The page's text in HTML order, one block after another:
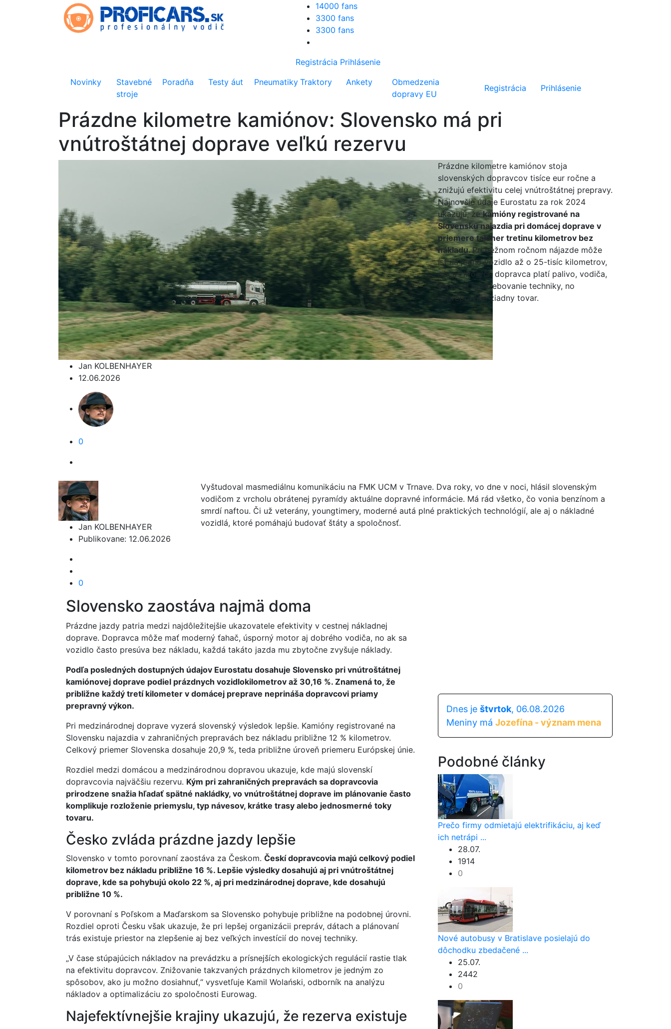
14000 fans
3300 fans
3300 fans
Registrácia Prihlásenie
Novinky
Stavebné
stroje
Poradňa Testy áut Pneumatiky Traktory Ankety
Obmedzenia
dopravy EU
Registrácia Prihlásenie
Prázdne kilometre kamiónov: Slovensko má pri
vnútroštátnej doprave veľkú rezervu
Jan KOLBENHAYER
12.06.2026
0
Prázdne kilometre kamiónov stoja
slovenských dopravcov tisíce eur ročne a
znižujú efektivitu celej vnútroštátnej prepravy.
Najnovšie údaje Eurostatu za rok 2024
ukazujú, žekamióny registrované na
Slovensku najazdia pri domácej doprave v
priemere takmer tretinu kilometrov bez
nákladu.Pri bežnom ročnom nájazde môže
ísť na jedno vozidlo až o 25-tisíc kilometrov,
počas ktorých dopravca platí palivo, vodiča,
servis aj opotrebovanie techniky, no
neprepravuje žiadny tovar.
Jan KOLBENHAYER
Publikovane: 12.06.2026
Vyštudoval masmediálnu komunikáciu na FMK UCM v Trnave. Dva roky, vo dne v noci, hlásil slovenským
vodičom z vrcholu obrátenej pyramídy aktuálne dopravné informácie. Má rád všetko, čo vonia benzínom a
smrdí naftou. Či už veterány, youngtimery, moderné autá plné praktických technológií, ale aj o nákladné
vozidlá, ktoré pomáhajú budovať štáty a spoločnosť.
0
Slovensko zaostáva najmä doma
Prázdne jazdy patria medzi najdôležitejšie ukazovatele efektivity v cestnej nákladnej
doprave. Dopravca môže mať moderný ťahač, úsporný motor aj dobrého vodiča, no ak sa
vozidlo často presúva bez nákladu, každá takáto jazda mu zbytočne zvyšuje náklady.
Podľa posledných dostupných údajov Eurostatu dosahuje Slovensko pri vnútroštátnej
kamiónovej doprave podiel prázdnych vozidlokilometrov až 30,16 %. Znamená to, že
približne každý tretí kilometer v domácej preprave neprináša dopravcovi priamy
prepravný výkon.
Pri medzinárodnej doprave vyzerá slovenský výsledok lepšie. Kamióny registrované na
Slovensku najazdia v zahraničných prepravách bez nákladu približne 12 % kilometrov.
Celkový priemer Slovenska dosahuje 20,9 %, teda približne úroveň priemeru Európskej únie.
Rozdiel medzi domácou a medzinárodnou dopravou ukazuje, kde majú slovenskí
dopravcovia najväčšiu rezervu. Kým pri zahraničných prepravách sa dopravcovia
prirodzene snažia hľadať spätné nakládky, vo vnútroštátnej doprave im plánovanie často
komplikuje rozloženie priemyslu, typ návesov, krátke trasy alebo jednosmerné toky
tovaru.
Česko zvláda prázdne jazdy lepšie
Slovensko v tomto porovnaní zaostáva za Českom. Českí dopravcovia majú celkový podiel
kilometrov bez nákladu približne 16 %. Lepšie výsledky dosahujú aj pri vnútroštátnej
doprave, kde sa pohybujú okolo 22 %, aj pri medzinárodnej doprave, kde dosahujú
približne 10 %.
V porovnaní s Poľskom a Maďarskom sa Slovensko pohybuje približne na podobnej úrovni.
Rozdiel oproti Česku však ukazuje, že pri lepšej organizácii prepráv, dátach a plánovaní
trás existuje priestor na zlepšenie aj bez veľkých investícií do novej techniky.
„V čase stúpajúcich nákladov na prevádzku a prísnejších ekologických regulácií rastie tlak
na efektivitu dopravcov. Znižovanie takzvaných prázdnych kilometrov je jedným zo
spôsobov, ako ju možno dosiahnuť,“ vysvetľuje Kamil Wolański, odborník na analýzu
nákladov a optimalizáciu zo spoločnosti Eurowag.
Najefektívnejšie krajiny ukazujú, že rezerva existuje
Dnes je štvrtok, 06.08.2026
Meniny má Jozefína - význam mena
Podobné články
Prečo firmy odmietajú elektrifikáciu, aj keď
ich netrápi ...
28.07.
1914
0
Nové autobusy v Bratislave posielajú do
dôchodku zbedačené ...
25.07.
2442
0